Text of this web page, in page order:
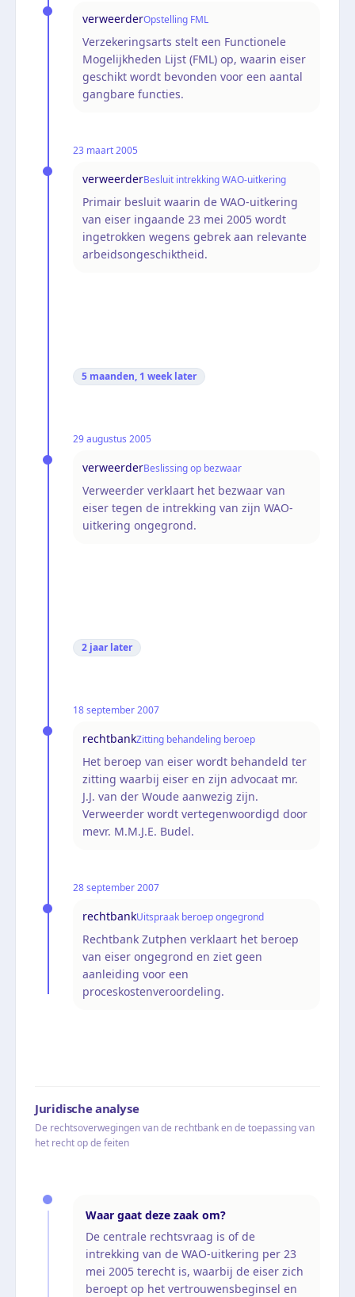
verweerderOpstelling FML
Verzekeringsarts stelt een Functionele
Mogelijkheden Lijst (FML) op, waarin eiser
geschikt wordt bevonden voor een aantal
gangbare functies.
23 maart 2005
verweerderBesluit intrekking WAO-uitkering
Primair besluit waarin de WAO-uitkering
van eiser ingaande 23 mei 2005 wordt
ingetrokken wegens gebrek aan relevante
arbeidsongeschiktheid.
5 maanden, 1 week later
29 augustus 2005
verweerderBeslissing op bezwaar
Verweerder verklaart het bezwaar van
eiser tegen de intrekking van zijn WAO-
uitkering ongegrond.
2 jaar later
18 september 2007
rechtbankZitting behandeling beroep
Het beroep van eiser wordt behandeld ter
zitting waarbij eiser en zijn advocaat mr.
J.J. van der Woude aanwezig zijn.
Verweerder wordt vertegenwoordigd door
mevr. M.M.J.E. Budel.
28 september 2007
rechtbankUitspraak beroep ongegrond
Rechtbank Zutphen verklaart het beroep
van eiser ongegrond en ziet geen
aanleiding voor een
proceskostenveroordeling.
Juridische analyse
De rechtsoverwegingen van de rechtbank en de toepassing van
het recht op de feiten
Waar gaat deze zaak om?
De centrale rechtsvraag is of de
intrekking van de WAO-uitkering per 23
mei 2005 terecht is, waarbij de eiser zich
beroept op het vertrouwensbeginsel en